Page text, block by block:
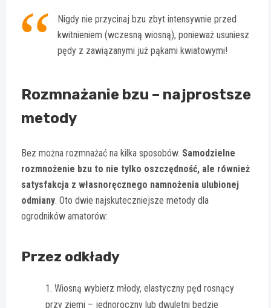
Nigdy nie przycinaj bzu zbyt intensywnie przed
kwitnieniem (wczesną wiosną), ponieważ usuniesz
pędy z zawiązanymi już pąkami kwiatowymi!
Rozmnażanie bzu – najprostsze
metody
Bez można rozmnażać na kilka sposobów. Samodzielne
rozmnożenie bzu to nie tylko oszczędność, ale również
satysfakcja z własnoręcznego namnożenia ulubionej
odmiany. Oto dwie najskuteczniejsze metody dla
ogrodników amatorów:
Przez odkłady
Wiosną wybierz młody, elastyczny pęd rosnący
przy ziemi – jednoroczny lub dwuletni będzie